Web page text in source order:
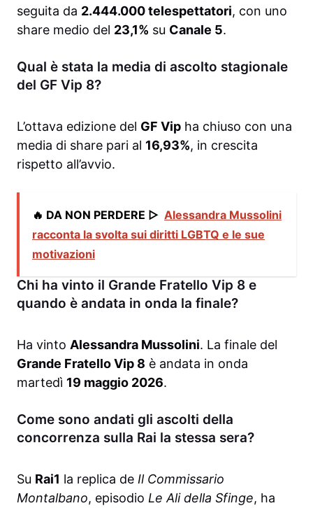
seguita da 2.444.000 telespettatori, con uno
share medio del 23,1% su Canale 5.
Qual è stata la media di ascolto stagionale
del GF Vip 8?
L’ottava edizione del GF Vip ha chiuso con una
media di share pari al 16,93%, in crescita
rispetto all’avvio.
🔥 DA NON PERDERE ▷ Alessandra Mussolini
racconta la svolta sui diritti LGBTQ e le sue
motivazioni
Chi ha vinto il Grande Fratello Vip 8 e
quando è andata in onda la finale?
Ha vinto Alessandra Mussolini. La finale del
Grande Fratello Vip 8 è andata in onda
martedì 19 maggio 2026.
Come sono andati gli ascolti della
concorrenza sulla Rai la stessa sera?
Su Rai1 la replica de Il Commissario
Montalbano, episodio Le Ali della Sfinge, ha